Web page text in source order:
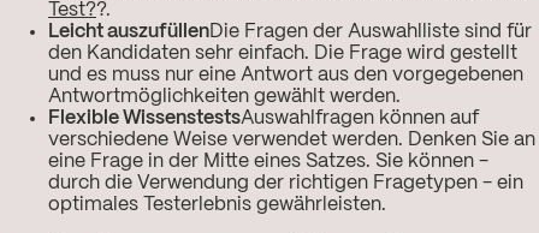
Test??.
Leicht auszufüllenDie Fragen der Auswahlliste sind für
den Kandidaten sehr einfach. Die Frage wird gestellt
und es muss nur eine Antwort aus den vorgegebenen
Antwortmöglichkeiten gewählt werden.
Flexible WissenstestsAuswahlfragen können auf
verschiedene Weise verwendet werden. Denken Sie an
eine Frage in der Mitte eines Satzes. Sie können -
durch die Verwendung der richtigen Fragetypen - ein
optimales Testerlebnis gewährleisten.